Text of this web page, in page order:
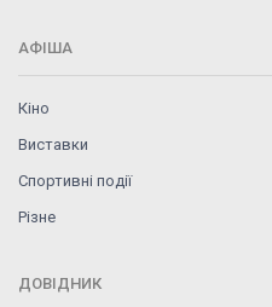
АФІША
Кіно
Виставки
Спортивні події
Різне
ДОВІДНИК